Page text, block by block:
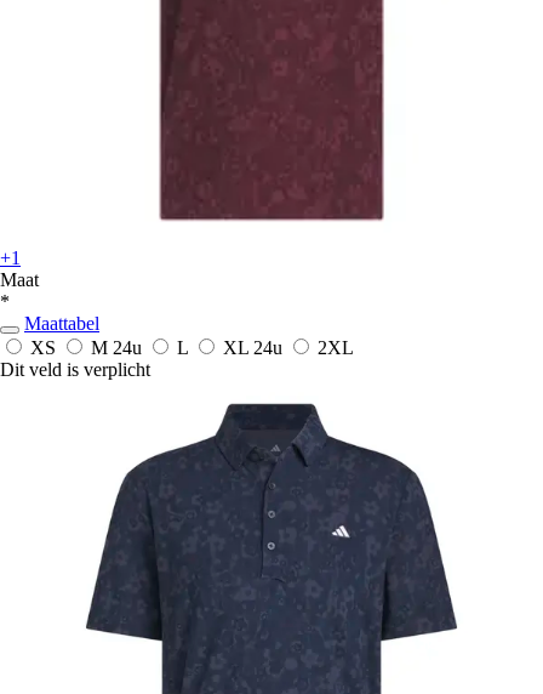
+1
Maat
*
Maattabel
XS
M 24u L XL 24u
2XL
Dit veld is verplicht